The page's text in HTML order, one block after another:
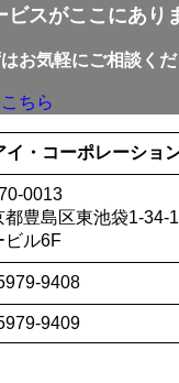
ビスがここにあり
お気軽にご相談くだ
ちら
イ・コーポレーショ
0013
都豊島区東池袋1-34-
ビル6F
9408
9409